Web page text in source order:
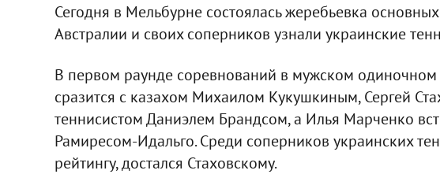
Сегодня в Мельбурне состоялась жеребьевка
Австралии и своих соперников узнали украинские
В первом раунде соревнований в мужском одиночном
сразится с казахом Михаилом Кукушкиным, Сергей
теннисистом Даниэлем Брандсом, а Илья Марченко
Рамиресом-Идальго. Среди соперников украинских
рейтингу, достался Стаховскому.